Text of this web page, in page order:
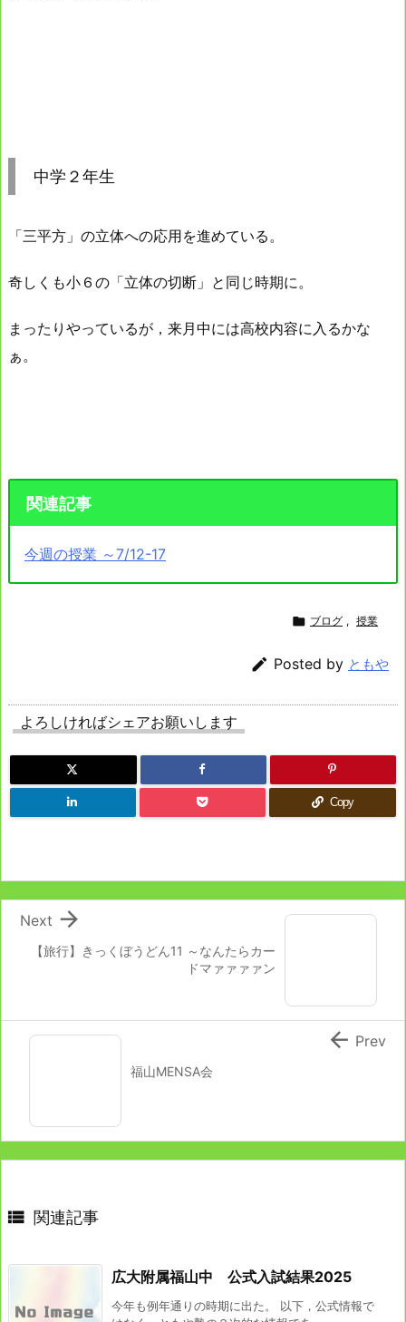
中学２年生
「三平方」の立体への応用を進めている。
奇しくも小６の「立体の切断」と同じ時期に。
まったりやっているが，来月中には高校内容に入るかな
ぁ。
関連記事
今週の授業 ～7/12-17
 ブログ , 授業
 Posted by ともや
よろしければシェアお願いします
Copy
【旅行】きっくぼうどん11 ～なんたらカー
ドマァァァァン

Next
福山MENSA会
 Prev
 関連記事
広大附属福山中 公式入試結果2025
今年も例年通りの時期に出た。 以下，公式情報で